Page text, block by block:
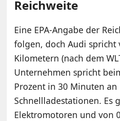
Reichweite
Eine EPA-Angabe der
folgen, doch Audi spricht
Kilometern (nach dem
Unternehmen spricht
Prozent in 30 Minuten an
Schnellladestationen. Es
Elektromotoren und von